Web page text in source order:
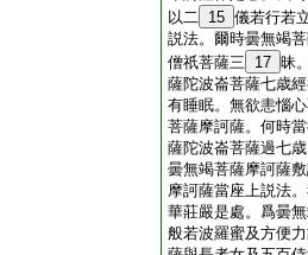
以二 15 儀若行若
説法。爾時曇無竭
僧祇菩薩三
17 昧
薩陀波崙菩薩七歳
有睡眠。無欲恚惱
菩薩摩訶薩。何時
薩陀波崙菩薩過七
曇無竭菩薩摩訶薩
摩訶薩當座上説法
華莊嚴是處。爲曇
般若波羅蜜及方便